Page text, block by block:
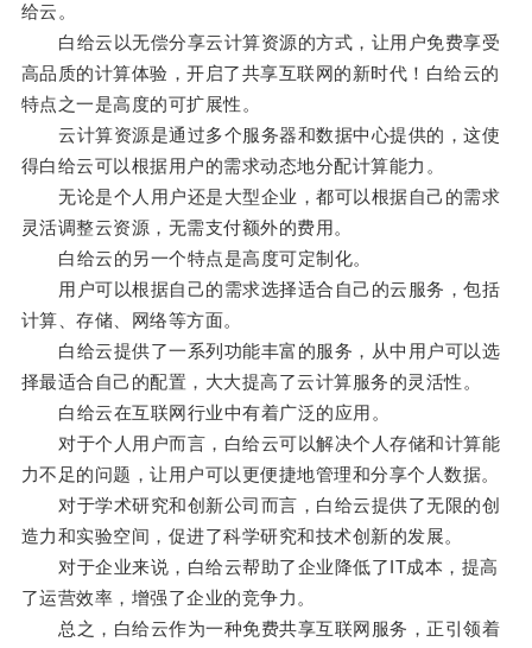
给云。
白给云以无偿分享云计算资源的方式，让用户免费享受
高品质的计算体验，开启了共享互联网的新时代！白给云的
特点之一是高度的可扩展性。
云计算资源是通过多个服务器和数据中心提供的，这使
得白给云可以根据用户的需求动态地分配计算能力。
无论是个人用户还是大型企业，都可以根据自己的需求
灵活调整云资源，无需支付额外的费用。
白给云的另一个特点是高度可定制化。
用户可以根据自己的需求选择适合自己的云服务，包括
计算、存储、网络等方面。
白给云提供了一系列功能丰富的服务，从中用户可以选
择最适合自己的配置，大大提高了云计算服务的灵活性。
白给云在互联网行业中有着广泛的应用。
对于个人用户而言，白给云可以解决个人存储和计算能
力不足的问题，让用户可以更便捷地管理和分享个人数据。
对于学术研究和创新公司而言，白给云提供了无限的创
造力和实验空间，促进了科学研究和技术创新的发展。
对于企业来说，白给云帮助了企业降低了IT成本，提高
了运营效率，增强了企业的竞争力。
总之，白给云作为一种免费共享互联网服务，正引领着